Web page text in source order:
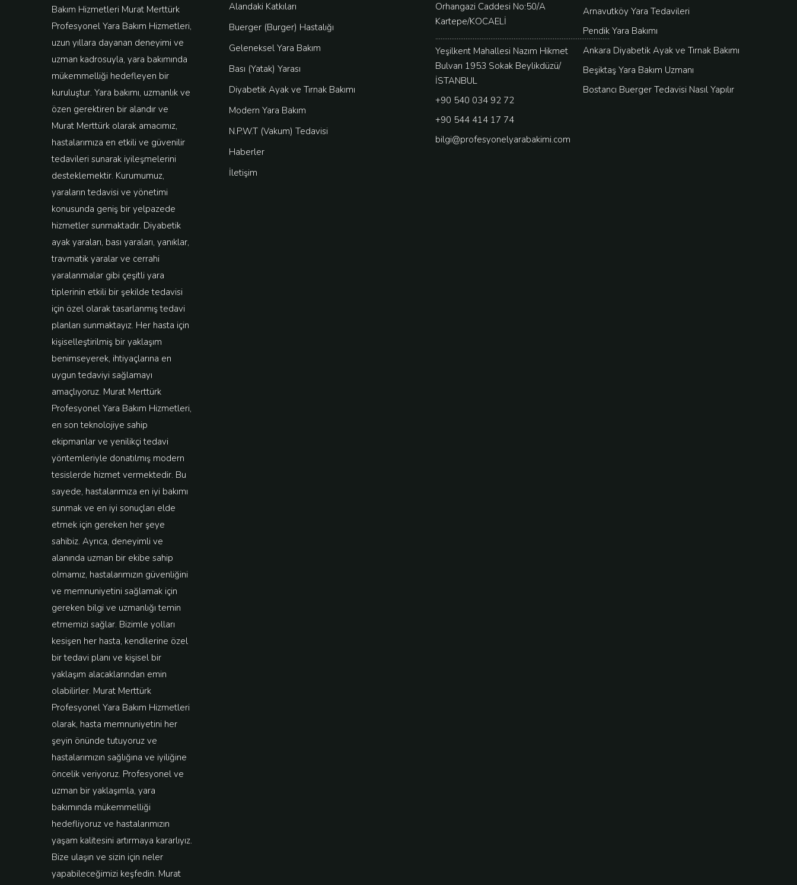
Bakım Hizmetleri Murat Merttürk
Profesyonel Yara Bakım Hizmetleri,
uzun yıllara dayanan deneyimi ve
uzman kadrosuyla, yara bakımında
mükemmelliği hedefleyen bir
kuruluştur. Yara bakımı, uzmanlık ve
özen gerektiren bir alandır ve
Murat Merttürk olarak amacımız,
hastalarımıza en etkili ve güvenilir
tedavileri sunarak iyileşmelerini
desteklemektir. Kurumumuz,
yaraların tedavisi ve yönetimi
konusunda geniş bir yelpazede
hizmetler sunmaktadır. Diyabetik
ayak yaraları, bası yaraları, yanıklar,
travmatik yaralar ve cerrahi
yaralanmalar gibi çeşitli yara
tiplerinin etkili bir şekilde tedavisi
için özel olarak tasarlanmış tedavi
planları sunmaktayız. Her hasta için
kişiselleştirilmiş bir yaklaşım
benimseyerek, ihtiyaçlarına en
uygun tedaviyi sağlamayı
amaçlıyoruz. Murat Merttürk
Profesyonel Yara Bakım Hizmetleri,
en son teknolojiye sahip
ekipmanlar ve yenilikçi tedavi
yöntemleriyle donatılmış modern
tesislerde hizmet vermektedir. Bu
sayede, hastalarımıza en iyi bakımı
sunmak ve en iyi sonuçları elde
etmek için gereken her şeye
sahibiz. Ayrıca, deneyimli ve
alanında uzman bir ekibe sahip
olmamız, hastalarımızın güvenliğini
ve memnuniyetini sağlamak için
gereken bilgi ve uzmanlığı temin
etmemizi sağlar. Bizimle yolları
kesişen her hasta, kendilerine özel
bir tedavi planı ve kişisel bir
yaklaşım alacaklarından emin
olabilirler. Murat Merttürk
Profesyonel Yara Bakım Hizmetleri
olarak, hasta memnuniyetini her
şeyin önünde tutuyoruz ve
hastalarımızın sağlığına ve iyiliğine
öncelik veriyoruz. Profesyonel ve
uzman bir yaklaşımla, yara
bakımında mükemmelliği
hedefliyoruz ve hastalarımızın
yaşam kalitesini artırmaya kararlıyız.
Bize ulaşın ve sizin için neler
yapabileceğimizi keşfedin. Murat
Alandaki Katkıları
Buerger (Burger) Hastalığı
Geleneksel Yara Bakım
Bası (Yatak) Yarası
Diyabetik Ayak ve Tırnak Bakımı
Modern Yara Bakım
N.P.W.T (Vakum) Tedavisi
Haberler
İletişim
Orhangazi Caddesi No:50/A
Kartepe/KOCAELİ
..................................................................................................
Yeşilkent Mahallesi Nazım Hikmet
Bulvarı 1953 Sokak Beylikdüzü/
İSTANBUL
+90 540 034 92 72
+90 544 414 17 74
bilgi@profesyonelyarabakimi.com
Arnavutköy Yara Tedavileri
Pendik Yara Bakımı
Ankara Diyabetik Ayak ve Tırnak Bakımı
Beşiktaş Yara Bakım Uzmanı
Bostancı Buerger Tedavisi Nasıl Yapılır